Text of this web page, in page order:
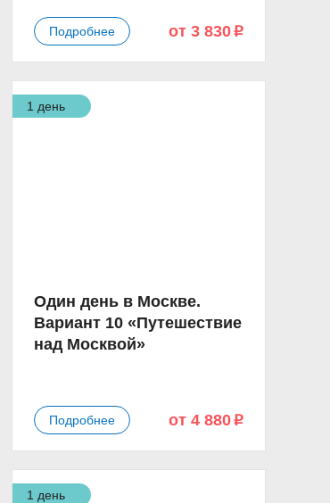
Подробнее от 3 830p
1 день
Один день в Москве.
Вариант 10 «Путешествие
над Москвой»
Подробнее от 4 880p
1 день